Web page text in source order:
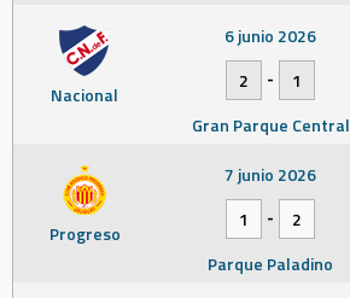
Nacional
6 junio 2026
2
-
1
Gran Parque Central
Progreso
7 junio 2026
1
-
2
Parque Paladino